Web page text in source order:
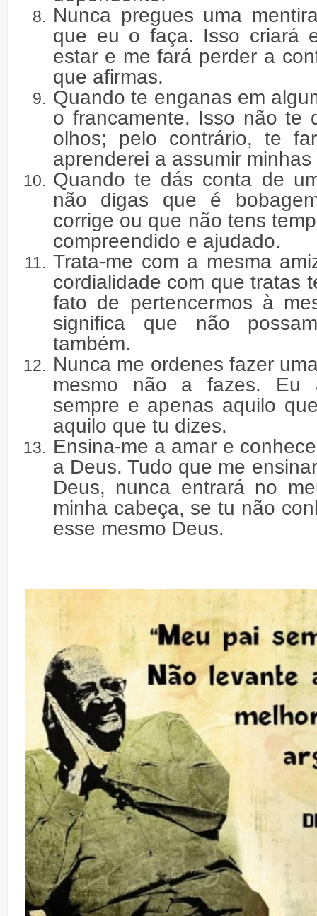
Nunca pregues uma
que eu o faça. Isso criará
estar e me fará perder a
que afirmas.
Quando te enganas em
o francamente. Isso não te
olhos; pelo contrário, te
aprenderei a assumir minhas
Quando te dás conta de
não digas que é
corrige ou que não tens
compreendido e ajudado.
Trata-me com a mesma
cordialidade com que tratas
fato de pertencermos à
significa que não
também.
Nunca me ordenes fazer
mesmo não a fazes. Eu
sempre e apenas aquilo
aquilo que tu dizes.
Ensina-me a amar e
a Deus. Tudo que me
Deus, nunca entrará no
minha cabeça, se tu não
esse mesmo Deus.